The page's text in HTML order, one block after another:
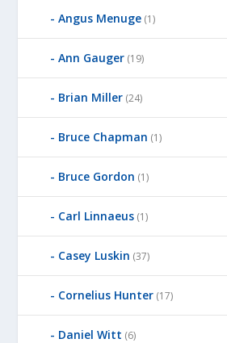
Angus Menuge (1)
Ann Gauger (19)
Brian Miller (24)
Bruce Chapman (1)
Bruce Gordon (1)
Carl Linnaeus (1)
Casey Luskin (37)
Cornelius Hunter (17)
Daniel Witt (6)